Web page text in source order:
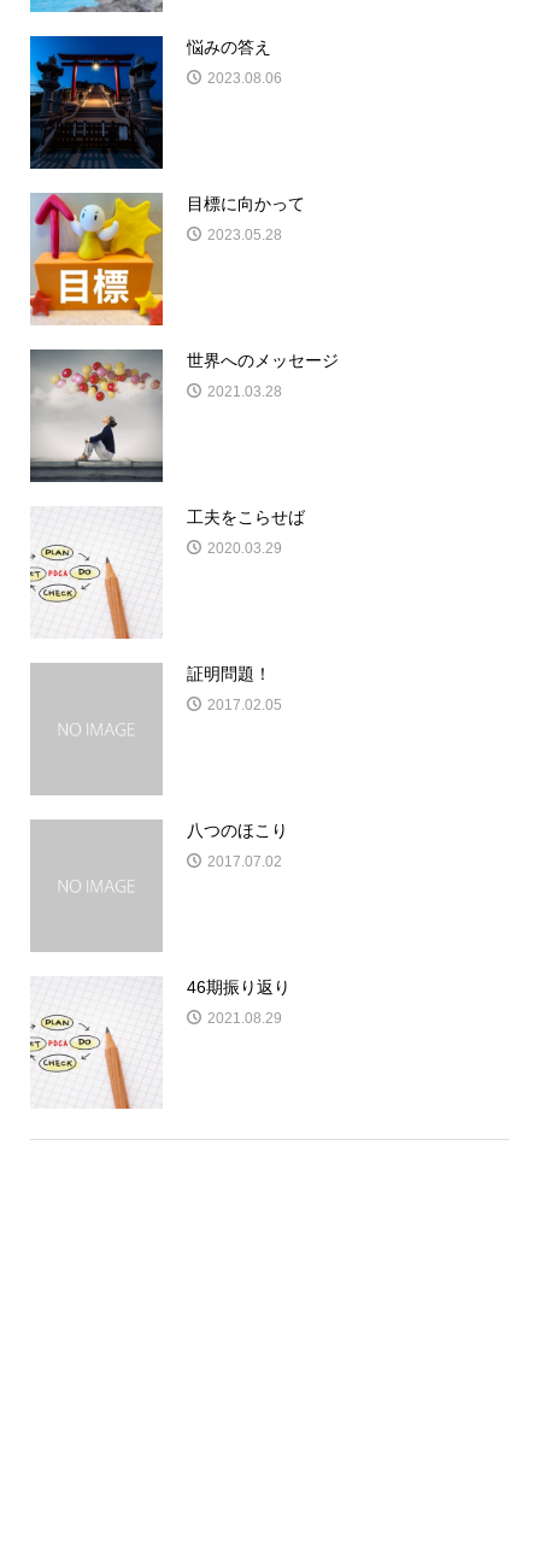
悩みの答え
2023.08.06
目標に向かって
2023.05.28
世界へのメッセージ
2021.03.28
工夫をこらせば
2020.03.29
証明問題！
2017.02.05
八つのほこり
2017.07.02
46期振り返り
2021.08.29